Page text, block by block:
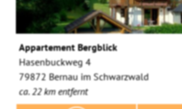
Appartement Bergblick
Hasenbuckweg 4
79872 Bernau im Schwarzwald
ca. 22 km entfernt